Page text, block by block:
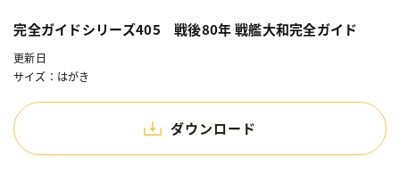
完全ガイドシリーズ405 戦後80年 戦艦大和完全ガイド
更新日
サイズ：はがき
ダウンロード